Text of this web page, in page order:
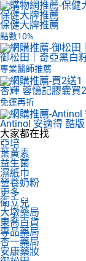
保健大牌推薦
保健大牌推薦
點數10%
御松田｜奇亞黑白
專業醫師推薦
杏輝 蓉憶記膠囊買
免運再折
Antinol 安適得 酷
大家都在找
亞培
葉黃素
益生菌
濕紙巾
營養奶粉
更多
衛立兒
大墩藥局
東喬百貨
專品藥局
杏一藥局
安康藥妝